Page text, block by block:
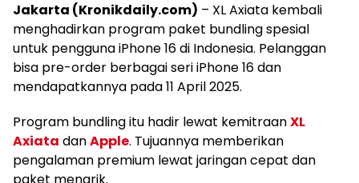
Jakarta (Kronikdaily.com) – XL Axiata kembali
menghadirkan program paket bundling spesial
untuk pengguna iPhone 16 di Indonesia. Pelanggan
bisa pre-order berbagai seri iPhone 16 dan
mendapatkannya pada 11 April 2025.
Program bundling itu hadir lewat kemitraanXL
Axiata danApple. Tujuannya memberikan
pengalaman premium lewat jaringan cepat dan